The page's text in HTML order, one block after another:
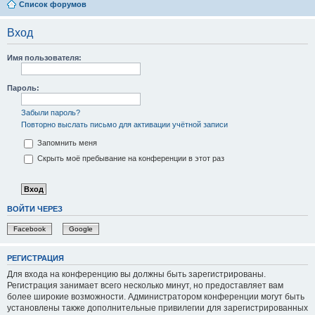
Список форумов
Вход
Имя пользователя:
Пароль:
Забыли пароль?
Повторно выслать письмо для активации учётной записи
Запомнить меня
Скрыть моё пребывание на конференции в этот раз
ВОЙТИ ЧЕРЕЗ
Facebook Google
РЕГИСТРАЦИЯ
Для входа на конференцию вы должны быть зарегистрированы.
Регистрация занимает всего несколько минут, но предоставляет вам
более широкие возможности. Администратором конференции могут быть
установлены также дополнительные привилегии для зарегистрированных